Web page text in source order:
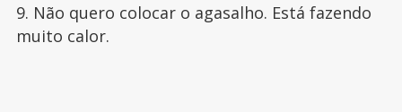
9. Não quero colocar o agasalho. Está fazendo
muito calor.